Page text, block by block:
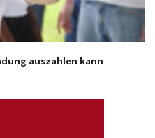
auszahlen kann